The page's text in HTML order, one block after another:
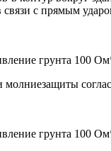
связи с прямым
грунта 100
молниезащиты
грунта 100